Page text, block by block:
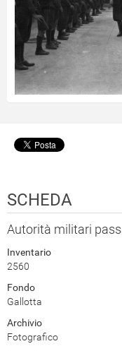
SCHEDA
Autorità militari
Inventario
2560
Fondo
Gallotta
Archivio
Fotografico